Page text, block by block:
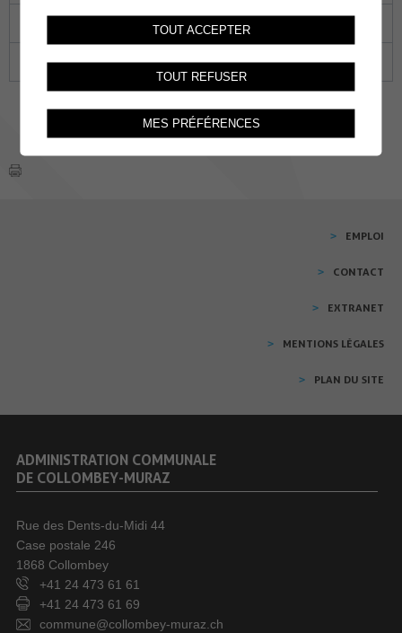
23 24 25
29 30 31 01 02
EMPLOI
CONTACT
EXTRANET
MENTIONS LÉGALES
PLAN DU SITE
ADMINISTRATION COMMUNALE
DE COLLOMBEY-MURAZ
Rue des Dents-du-Midi 44
Case postale 246
1868 Collombey
+41 24 473 61 61
+41 24 473 61 69
commune@collombey-muraz.ch
TOUT ACCEPTER
TOUT REFUSER
MES PRÉFÉRENCES